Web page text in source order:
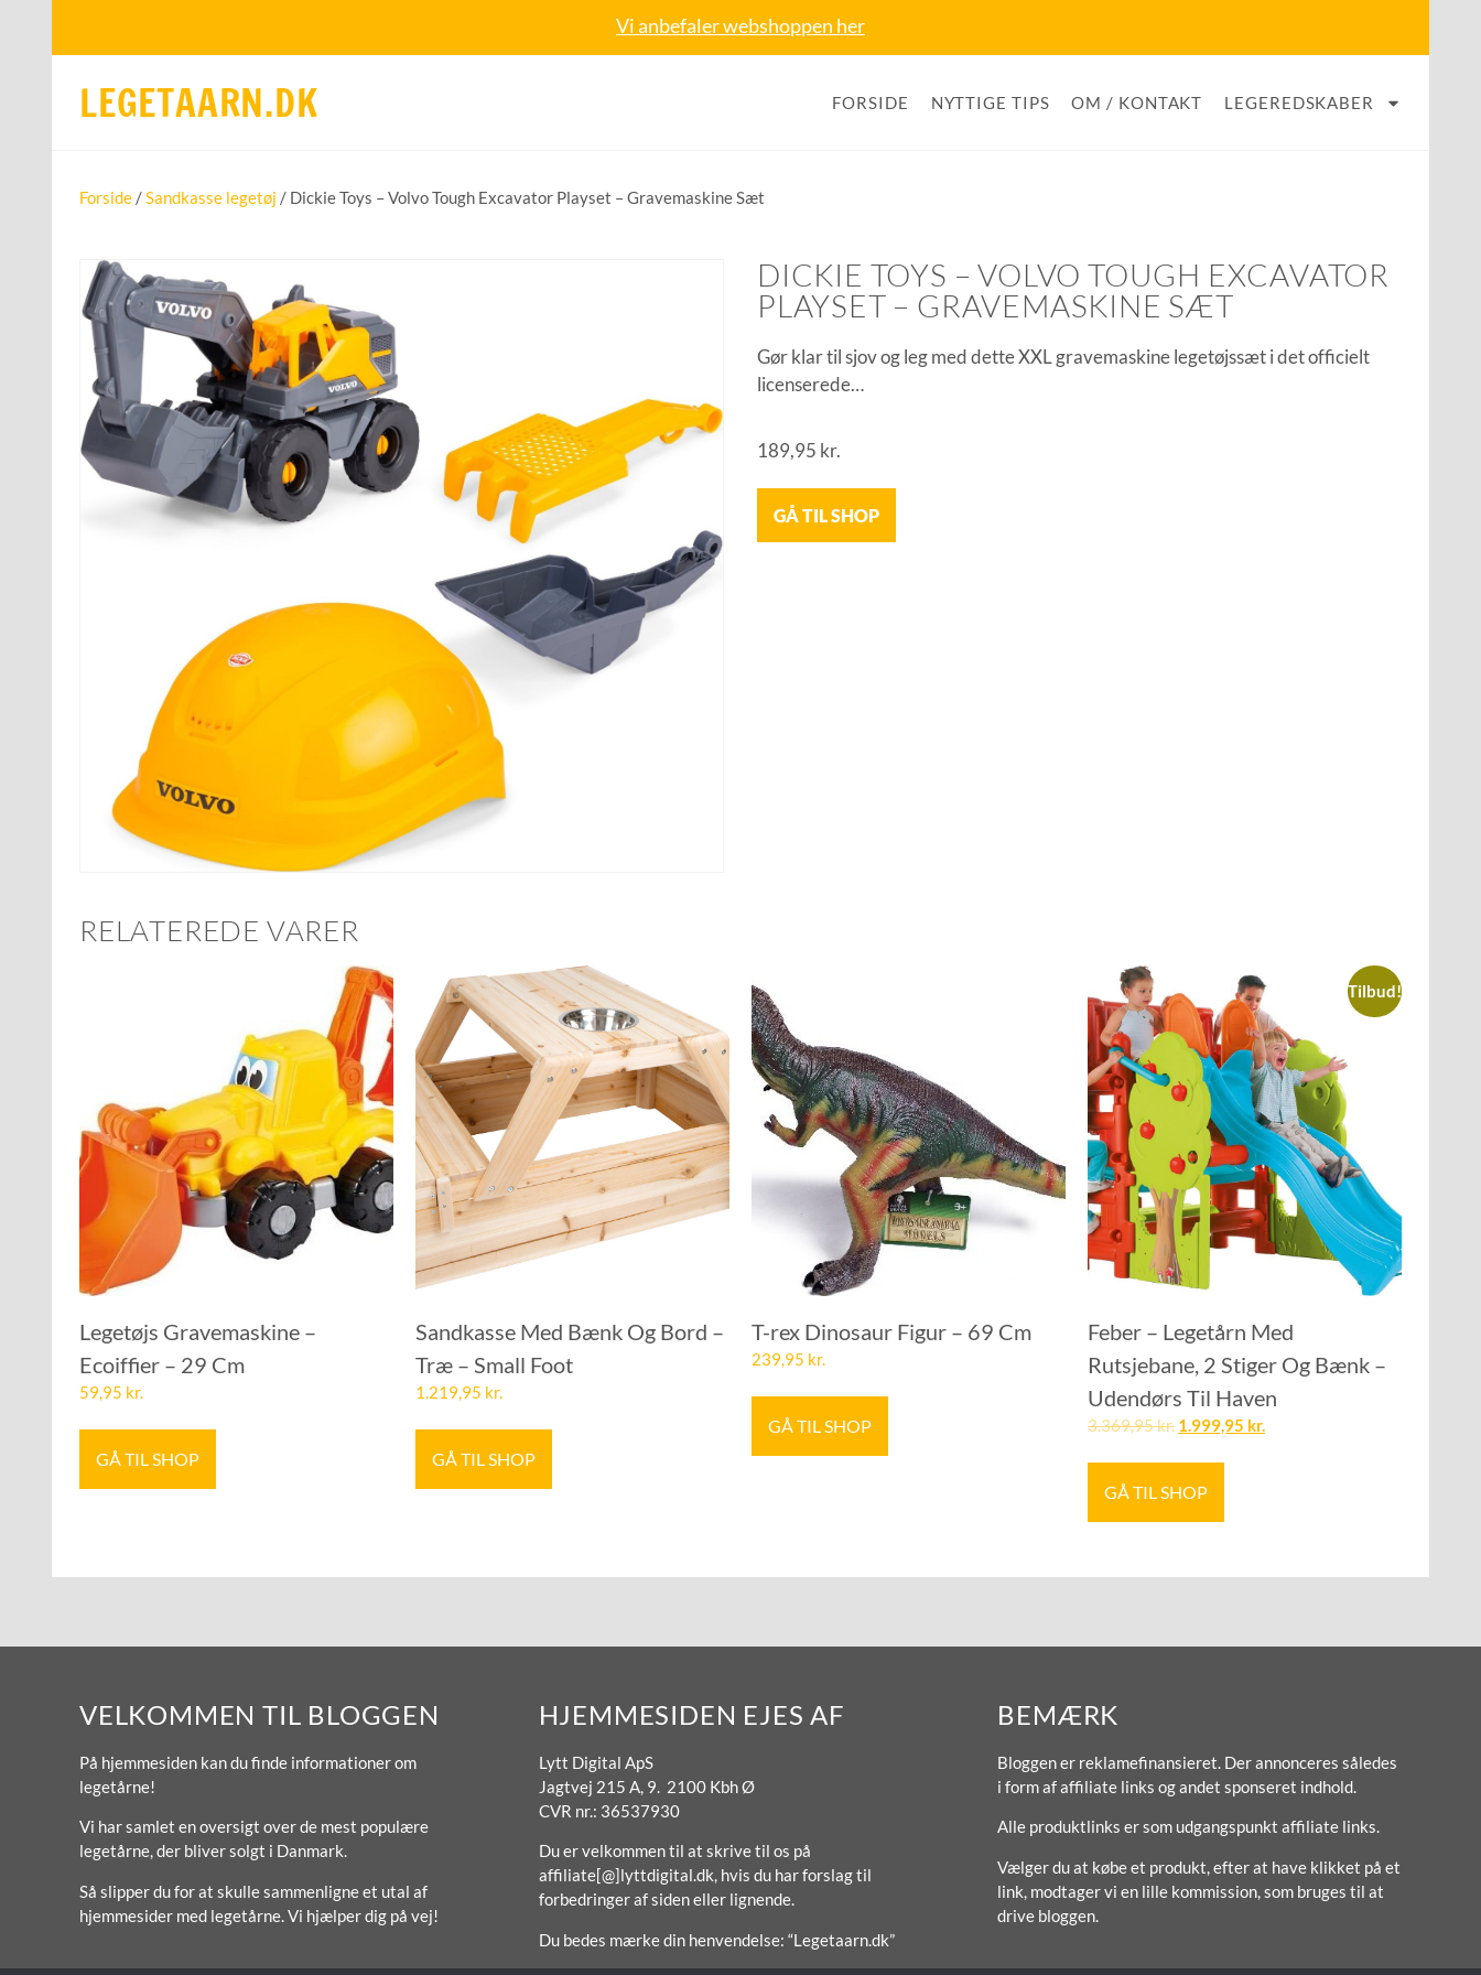
Vi anbefaler webshoppen her
LEGETAARN.DK FORSIDE NYTTIGE TIPS OM / KONTAKT LEGEREDSKABER
Forside /Sandkasse legetøj / Dickie Toys – Volvo Tough Excavator Playset – Gravemaskine Sæt
DICKIE TOYS – VOLVO TOUGH EXCAVATOR
PLAYSET – GRAVEMASKINE SÆT
Gør klar til sjov og leg med dette XXL gravemaskine legetøjssæt i det officielt
licenserede…
189,95 kr.
GÅ TIL SHOP
RELATEREDE VARER
Legetøjs Gravemaskine –
Ecoiffier – 29 Cm
59,95 kr.
GÅ TIL SHOP
Sandkasse Med Bænk Og Bord –
Træ – Small Foot
1.219,95 kr.
GÅ TIL SHOP
T-rex Dinosaur Figur – 69 Cm
239,95 kr.
GÅ TIL SHOP
Tilbud!
Feber – Legetårn Med
Rutsjebane, 2 Stiger Og Bænk –
Udendørs Til Haven
3.369,95kr. 1.999,95 kr.
GÅ TIL SHOP
VELKOMMEN TIL BLOGGEN
På hjemmesiden kan du finde informationer om
legetårne!
Vi har samlet en oversigt over de mest populære
legetårne, der bliver solgt i Danmark.
Så slipper du for at skulle sammenligne et utal af
hjemmesider med legetårne. Vi hjælper dig på vej!
HJEMMESIDEN EJES AF
Lytt Digital ApS
Jagtvej 215 A, 9. 2100 Kbh Ø
CVR nr.: 36537930
Du er velkommen til at skrive til os på
affiliate[@]lyttdigital.dk, hvis du har forslag til
forbedringer af siden eller lignende.
Du bedes mærke din henvendelse: “Legetaarn.dk”
BEMÆRK
Bloggen er reklamefinansieret. Der annonceres således
i form af affiliate links og andet sponseret indhold.
Alle produktlinks er som udgangspunkt affiliate links.
Vælger du at købe et produkt, efter at have klikket på et
link, modtager vi en lille kommission, som bruges til at
drive bloggen.